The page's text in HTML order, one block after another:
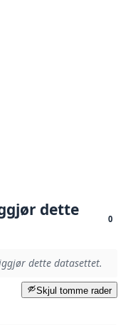
dette
0
dette datasettet.
Skjul tomme rader